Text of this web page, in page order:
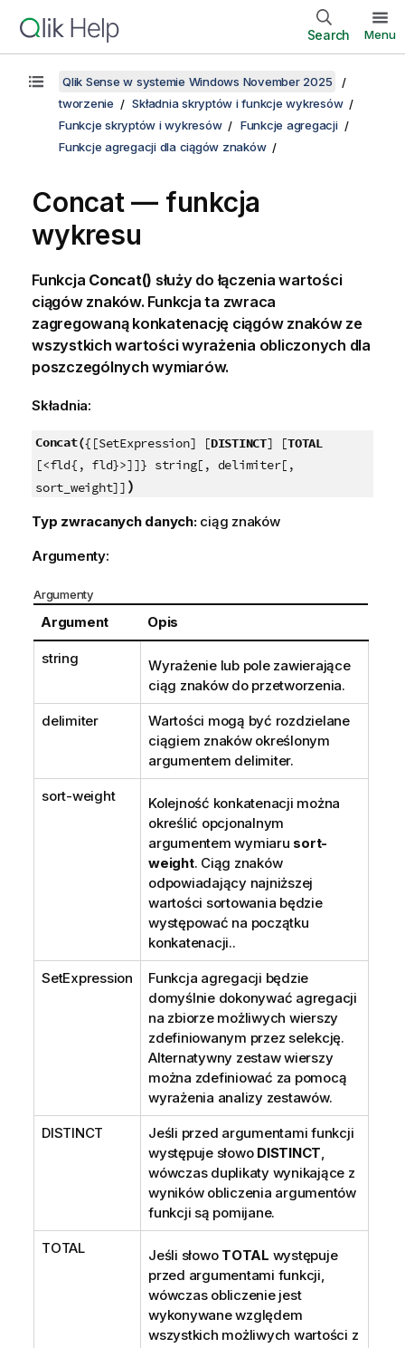
Search Menu
Qlik Sense w systemie Windows November 2025
tworzenie
Składnia skryptów i funkcje wykresów
Funkcje skryptów i wykresów
Funkcje agregacji
Funkcje agregacji dla ciągów znaków
Concat— funkcja
wykresu
Funkcja Concat() służy do łączenia wartości
ciągów znaków. Funkcja ta zwraca
zagregowaną konkatenację ciągów znaków ze
wszystkich wartości wyrażenia obliczonych dla
poszczególnych wymiarów.
Składnia:
Concat({[SetExpression] [DISTINCT] [TOTAL
[<fld{, fld}>]]} string[, delimiter[,
sort_weight]] )
Typ zwracanych danych: ciąg znaków
Argumenty:
Argumenty
Argument Opis
string
Wyrażenie lub pole zawierające
ciąg znaków do przetworzenia.
delimiter
Wartości mogą być rozdzielane
ciągiem znaków określonym
argumentem delimiter.
sort-weight
Kolejność konkatenacji można
określić opcjonalnym
argumentem wymiaru sort-
weight. Ciąg znaków
odpowiadający najniższej
wartości sortowania będzie
występować na początku
konkatenacji..
SetExpression
Funkcja agregacji będzie
domyślnie dokonywać agregacji
na zbiorze możliwych wierszy
zdefiniowanym przez selekcję.
Alternatywny zestaw wierszy
można zdefiniować za pomocą
wyrażenia analizy zestawów.
DISTINCT
Jeśli przed argumentami funkcji
występuje słowo DISTINCT,
wówczas duplikaty wynikające z
wyników obliczenia argumentów
funkcji są pomijane.
TOTAL Jeśli słowo TOTAL występuje
przed argumentami funkcji,
wówczas obliczenie jest
wykonywane względem
wszystkich możliwych wartości z